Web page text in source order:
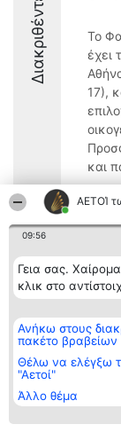
ΑΕΤΟΊ
09:56
Γεια σας.
κλικ στο
Ανήκω στους
πακέτο βραβείων
Θέλω να ελέγξω
"Αετοί"
Άλλο θέμα
Διακριθέντες
Το
έχει
17),
και
9.6
Διοργανωτής της
κατάταξης
BEAUTIFUL COMPANY
Μονοπρόσωπη ΙΚΕ
2104128019
email: